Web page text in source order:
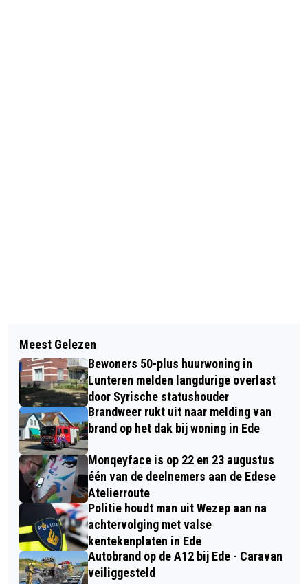
CONCERT THE FOUR FLOWERSONGS IN
HUIS KERNHEM
SCHADE EN GEWONDE NA
AANRIJDING IN EDE
Meest Gelezen
Bewoners 50-plus huurwoning in
Lunteren melden langdurige overlast
door Syrische statushouder
Brandweer rukt uit naar melding van
brand op het dak bij woning in Ede
Monqeyface is op 22 en 23 augustus
één van de deelnemers aan de Edese
Atelierroute
Politie houdt man uit Wezep aan na
achtervolging met valse
kentekenplaten in Ede
Autobrand op de A12 bij Ede - Caravan
veiliggesteld